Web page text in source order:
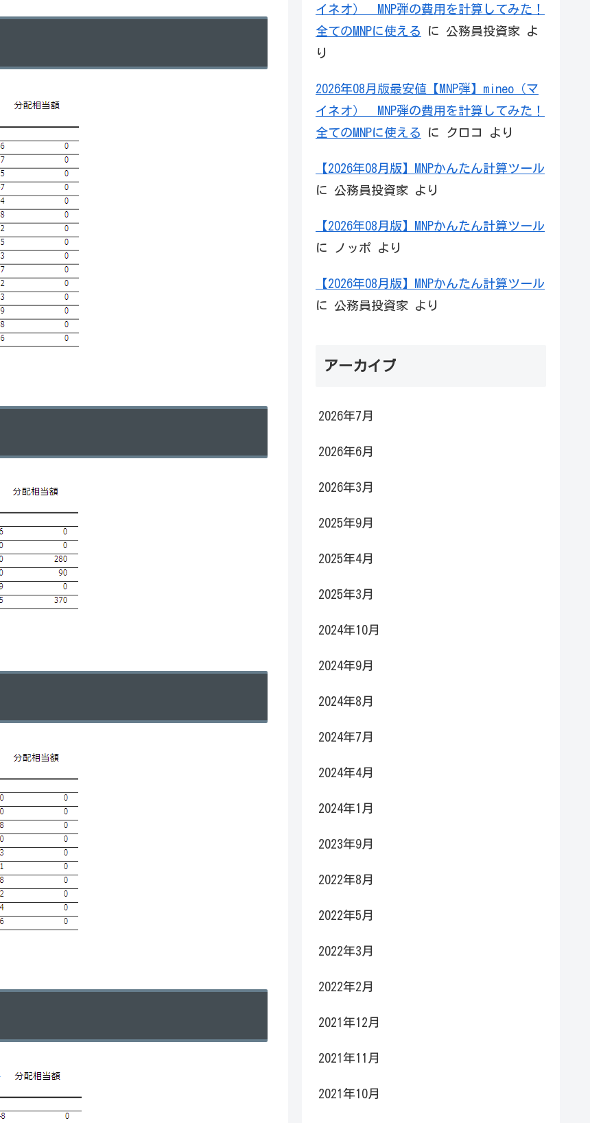
イネオ） MNP弾の費用を計算してみた！
全てのMNPに使える
に 公務員投資家 よ
り
2026年08月版最安値【MNP弾】mineo（マ
イネオ） MNP弾の費用を計算してみた！
全てのMNPに使える
に クロコ より
【2026年08月版】MNPかんたん計算ツール
に 公務員投資家 より
【2026年08月版】MNPかんたん計算ツール
に
ノッポ より
【2026年08月版】MNPかんたん計算ツール
に 公務員投資家 より
アーカイブ
2026年7月
2026年6月
2026年3月
2025年9月
2025年4月
2025年3月
2024年10月
2024年9月
2024年8月
2024年7月
2024年4月
2024年1月
2023年9月
2022年8月
2022年5月
2022年3月
2022年2月
2021年12月
2021年11月
2021年10月